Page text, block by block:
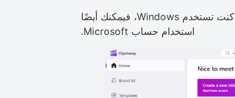
قم بتسجيل الدخول باستخدام حساب Google الخاص بك، وإذا كنت تستخدم Windows، فيمكنك أيضًا
استخدام حساب Microsoft.